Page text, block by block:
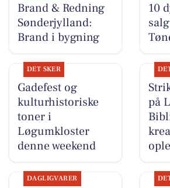
Brand & Redning
Sønderjylland:
Brand i bygning
10
DET SKER
Gadefest og
kulturhistoriske
toner i
Løgumkloster
denne weekend
på
DAGLIGVARER